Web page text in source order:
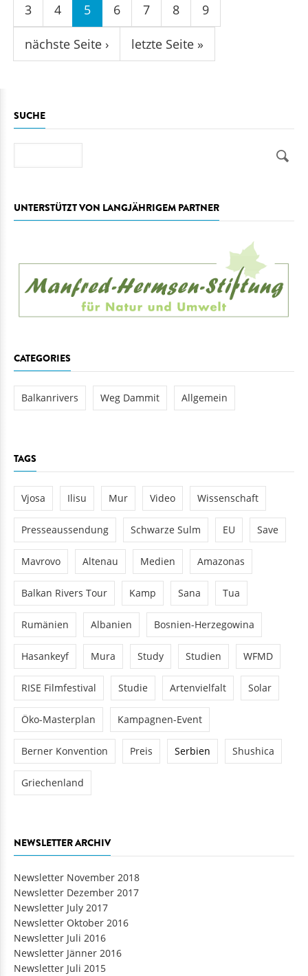
3 4 5 6 7 8 9
nächste Seite › letzte Seite »
SUCHE
UNTERSTÜTZT VON LANGJÄHRIGEM PARTNER
CATEGORIES
Balkanrivers Weg Dammit Allgemein
TAGS
Vjosa Ilisu Mur Video Wissenschaft
Presseaussendung Schwarze Sulm EU Save
Mavrovo Altenau Medien Amazonas
Balkan Rivers Tour Kamp Sana Tua
Rumänien Albanien Bosnien-Herzegowina
Hasankeyf Mura Study Studien WFMD
RISE Filmfestival Studie Artenvielfalt Solar
Öko-Masterplan Kampagnen-Event
Berner Konvention Preis Serbien Shushica
Griechenland
NEWSLETTER ARCHIV
Newsletter November 2018
Newsletter Dezember 2017
Newsletter July 2017
Newsletter Oktober 2016
Newsletter Juli 2016
Newsletter Jänner 2016
Newsletter Juli 2015